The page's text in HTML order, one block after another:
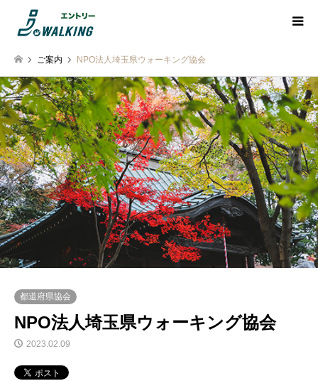
ご案内 NPO法人埼玉県ウォーキング協会
都道府県協会
NPO法人埼玉県ウォーキング協会
2023.02.09